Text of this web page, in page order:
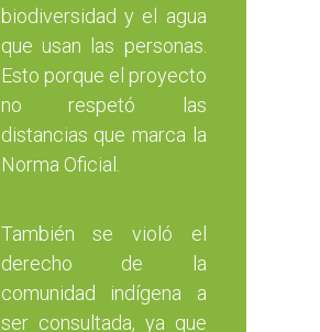
biodiversidad y el agua
que usan las personas.
Esto porque el proyecto
no respetó las
distancias que marca la
Norma Oficial.
También se violó el
derecho de la
comunidad indígena a
ser consultada, ya que